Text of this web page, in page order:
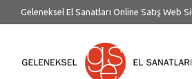
Geleneksel El Sanatları Online Satış Web